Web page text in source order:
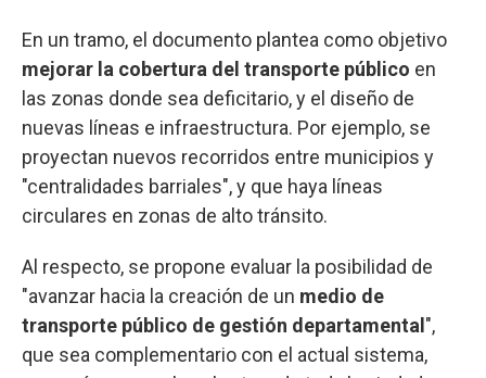
En un tramo, el documento plantea como objetivo
mejorar la cobertura del transporte público en
las zonas donde sea deficitario, y el diseño de
nuevas líneas e infraestructura. Por ejemplo, se
proyectan nuevos recorridos entre municipios y
"centralidades barriales", y que haya líneas
circulares en zonas de alto tránsito.
Al respecto, se propone evaluar la posibilidad de
"avanzar hacia la creación de un medio de
transporte público de gestión departamental ",
que sea complementario con el actual sistema,